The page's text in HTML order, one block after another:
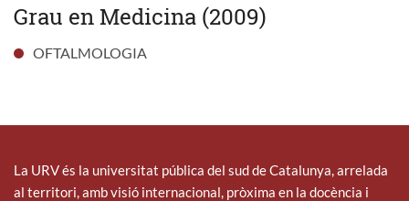
Grau en Medicina (2009)
OFTALMOLOGIA
La URV és la universitat pública del sud de Catalunya, arrelada
al territori, amb visió internacional, pròxima en la docència i